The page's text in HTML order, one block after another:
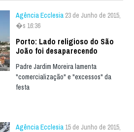
Agência Ecclesia 23 de Junho de 2015,
�s 16:36
Porto: Lado religioso do São
João foi desaparecendo
Padre Jardim Moreira lamenta
"comercialização" e "excessos" da
festa
Agência Ecclesia 15 de Junho de 2015,